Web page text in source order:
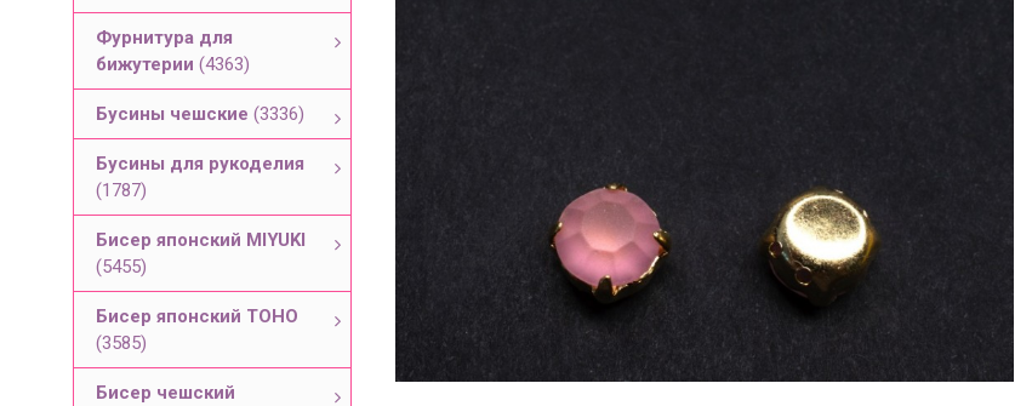
Фурнитура для
бижутерии (4363)
Бусины чешские (3336)
Бусины для рукоделия
(1787)
Бисер японский MIYUKI
(5455)
Бисер японский TOHO
(3585)
Бисер чешский